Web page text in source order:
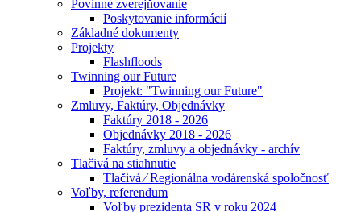
Povinné zverejňovanie
Poskytovanie informácií
Základné dokumenty
Projekty
Flashfloods
Twinning our Future
Projekt: "Twinning our Future"
Zmluvy, Faktúry, Objednávky
Faktúry 2018 - 2026
Objednávky 2018 - 2026
Faktúry, zmluvy a objednávky - archív
Tlačivá na stiahnutie
Tlačivá ⁄ Regionálna vodárenská spoločnosť
Voľby, referendum
Voľby prezidenta SR v roku 2024